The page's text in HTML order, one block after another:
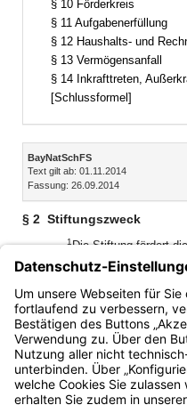
§ 10 Förderkreis
§ 11 Aufgabenerfüllung
§ 12 Haushalts- und
§ 13 Vermögensanfall
§ 14 Inkrafttreten,
[Schlussformel]
Inhalt
BayNatSchFS
Text gilt ab: 01.11.2014
Fassung: 26.09.2014
§ 2 Stiftungszweck
1Die Stiftung fördert
natürlichen Umwelt
und trägt zur
insbesondere die in
beschriebenen
Bayern.de
BayernPortal